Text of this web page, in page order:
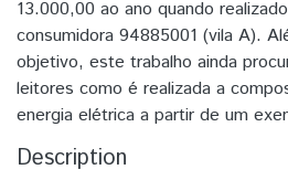
13.000,00 ao ano quando
consumidora 94885001 (vila A).
objetivo, este trabalho ainda
leitores como é realizada a
energia elétrica a partir de um
Description